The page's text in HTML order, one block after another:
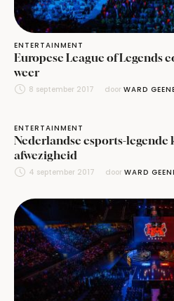
ENTERTAINMENT
Europese League of Legends
weer
8 september 2017 door WARD
ENTERTAINMENT
Nederlandse esports-legende
afwezigheid
4 september 2017 door WARD